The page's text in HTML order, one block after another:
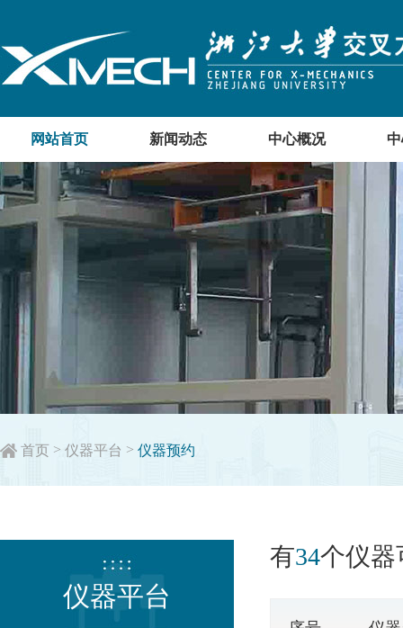
网站首页 新闻动态 中心概况
首页 > 仪器平台 > 仪器预约
仪器平台
有34个仪器